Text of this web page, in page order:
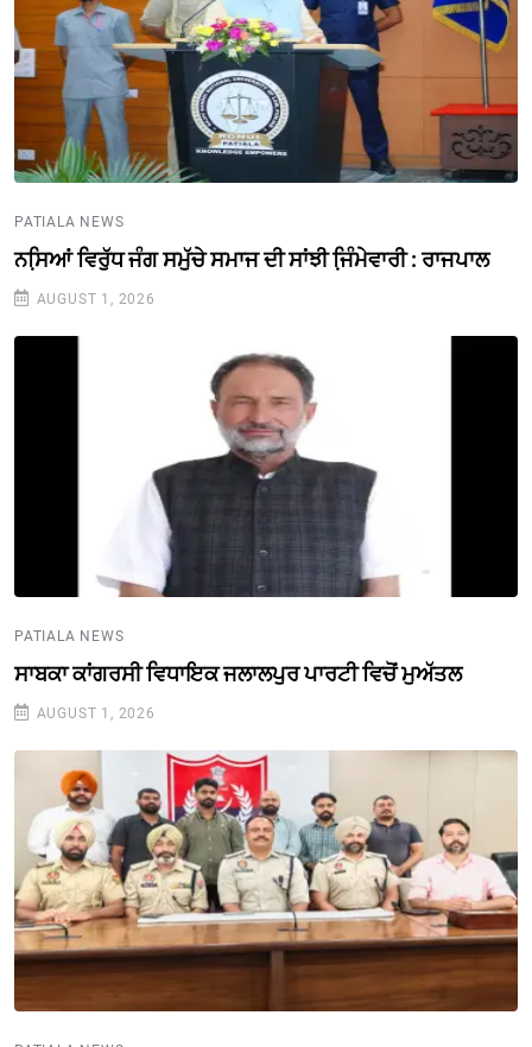
PATIALA NEWS
ਨਸਿ਼ਆਂ ਵਿਰੁੱਧ ਜੰਗ ਸਮੁੱਚੇ ਸਮਾਜ ਦੀ ਸਾਂਝੀ ਜਿ਼ੰਮੇਵਾਰੀ : ਰਾਜਪਾਲ
AUGUST 1, 2026
PATIALA NEWS
ਸਾਬਕਾ ਕਾਂਗਰਸੀ ਵਿਧਾਇਕ ਜਲਾਲਪੁਰ ਪਾਰਟੀ ਵਿਚੋਂ ਮੁਅੱਤਲ
AUGUST 1, 2026